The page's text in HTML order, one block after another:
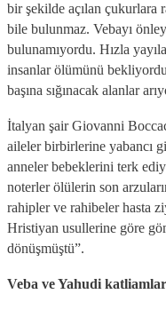
bir şekilde açılan çukurlara
bile bulunmaz. Vebayı
bulunamıyordu. Hızla
insanlar ölümünü
başına sığınacak alanlar
İtalyan şair Giovanni
aileler birbirlerine yabancı
anneler bebeklerini terk
noterler ölülerin son
rahipler ve rahibeler hasta
Hristiyan usullerine göre
dönüşmüştü”.
Veba ve Yahudi